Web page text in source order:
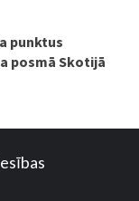
punktus
posmā Skotijā